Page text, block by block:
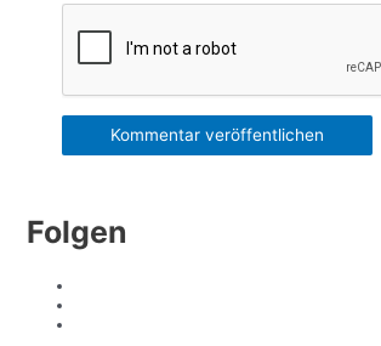
Folgen